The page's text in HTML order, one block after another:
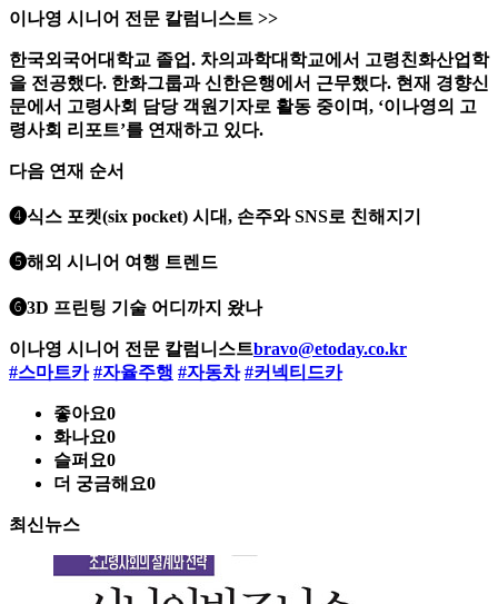
이나영 시니어 전문 칼럼니스트 >>
한국외국어대학교 졸업. 차의과학대학교에서 고령친화산업학
을 전공했다. 한화그룹과 신한은행에서 근무했다. 현재 경향신
문에서 고령사회 담당 객원기자로 활동 중이며, ‘이나영의 고
령사회 리포트’를 연재하고 있다.
다음 연재 순서
❹식스 포켓(six pocket) 시대, 손주와 SNS로 친해지기
❺해외 시니어 여행 트렌드
❻3D 프린팅 기술 어디까지 왔나
이나영 시니어 전문 칼럼니스트bravo@etoday.co.kr
#스마트카 #자율주행 #자동차 #커넥티드카
좋아요0
화나요0
슬퍼요0
더 궁금해요0
최신뉴스